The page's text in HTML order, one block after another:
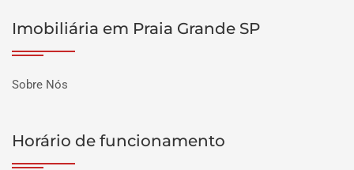
Imobiliária em Praia Grande SP
Sobre Nós
Horário de funcionamento